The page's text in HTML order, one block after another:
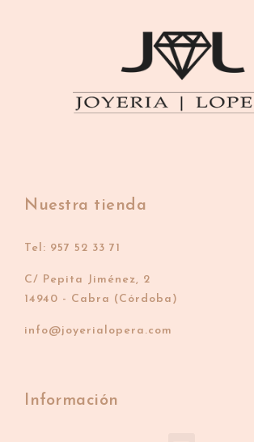
Nuestra tienda
Tel: 957 52 33 71
C/ Pepita Jiménez, 2
14940 - Cabra (Córdoba)
info@joyerialopera.com
Información